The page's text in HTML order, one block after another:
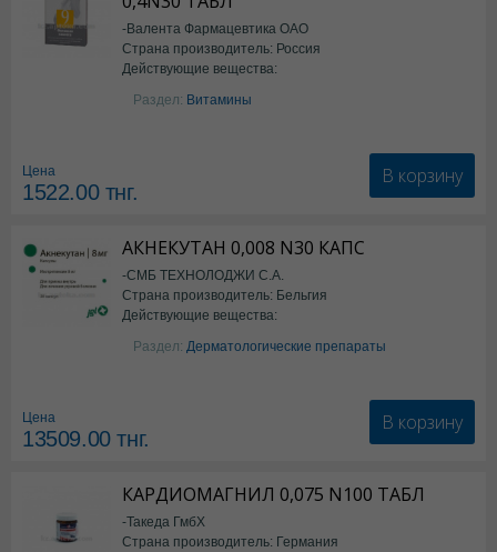
-Валента Фармацевтика ОАО
Страна производитель: Россия
Действующие вещества:
фолиевая кислота
Раздел: Витамины
Цена
1522.00тнг.
В корзину
АКНЕКУТАН 0,008 N30 КАПС
-СМБ ТЕХНОЛОДЖИ С.А.
Страна производитель: Бельгия
Действующие вещества:
Изотретиноин
Раздел: Дерматологические препараты
Цена
13509.00тнг.
В корзину
КАРДИОМАГНИЛ 0,075 N100 ТАБЛ
-Такеда ГмбХ
Страна производитель: Германия